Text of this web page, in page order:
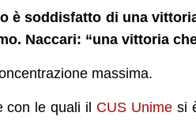
è soddisfatto di una
Naccari: “una vittoria
massima.
con le quali il CUS Unimesi